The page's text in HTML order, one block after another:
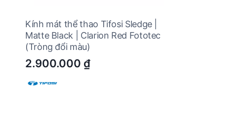
Kính mát thể thao Tifosi Sledge |
Matte Black | Clarion Red Fototec
(Tròng đổi màu)
2.900.000 ₫